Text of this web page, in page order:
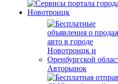
Авторынок